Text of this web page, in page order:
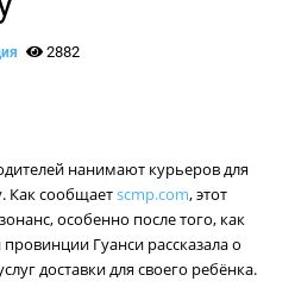
2882
нанимают курьеров для
Как сообщаетscmp.com, этот
особенно после того, как
Гуанси рассказала о
доставки для своего ребёнка.